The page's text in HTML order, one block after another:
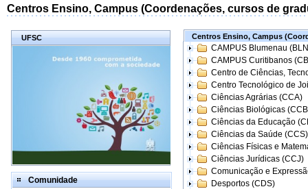
Centros Ensino, Campus (Coordenações, cursos de
UFSC
Comunidade
Centros Ensino, Campus
CAMPUS Blumenau
CAMPUS Curitibanos
Centro de Ciências,
Centro Tecnológico de
Ciências Agrárias (CCA)
Ciências Biológicas
Ciências da Educação
Ciências da Saúde (CCS)
Ciências Físicas e
Ciências Jurídicas (CCJ)
Comunicação e
Desportos (CDS)